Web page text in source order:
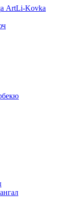
ArtLi-Kovka